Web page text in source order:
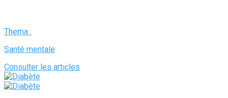
Thema :
Santé mentale
Consulter les articles